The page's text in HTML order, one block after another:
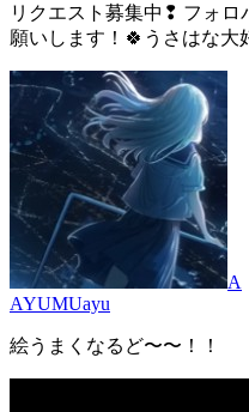
リクエスト募集中❢ フォロ
願いします！🍀うさはな大
A
AYUMUayu
絵うまくなるど〜〜！！